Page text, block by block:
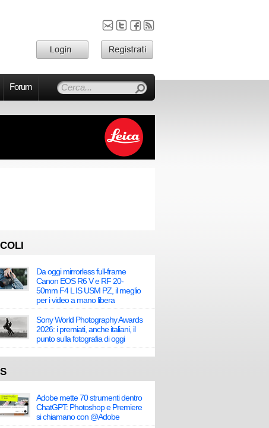
Forum
Da oggi mirrorless full-frame
Canon EOS R6 V e RF 20-
50mm F4 L IS USM PZ, il meglio
per i video a mano libera
Sony World Photography Awards
2026: i premiati, anche italiani, il
punto sulla fotografia di oggi
Adobe mette 70 strumenti dentro
ChatGPT: Photoshop e Premiere
si chiamano con @Adobe